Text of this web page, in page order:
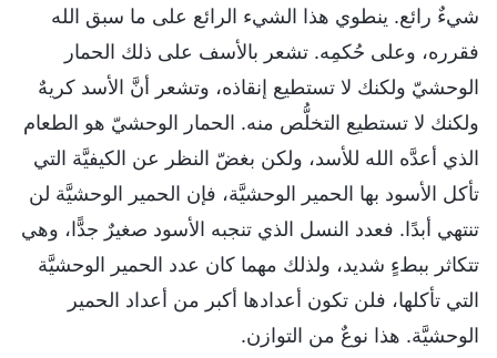
شيءٌ رائع. ينطوي هذا الشيء الرائع على ما سبق الله
فقرره، وعلى حُكمِه. تشعر بالأسف على ذلك الحمار
الوحشيّ ولكنك لا تستطيع إنقاذه، وتشعر أنَّ الأسد كريهٌ
ولكنك لا تستطيع التخلُّص منه. الحمار الوحشيّ هو الطعام
الذي أعدَّه الله للأسد، ولكن بغضّ النظر عن الكيفيَّة التي
تأكل الأسود بها الحمير الوحشيَّة، فإن الحمير الوحشيَّة لن
تنتهي أبدًا. فعدد النسل الذي تنجبه الأسود صغيرٌ جدًّا، وهي
تتكاثر ببطءٍ شديد، ولذلك مهما كان عدد الحمير الوحشيَّة
التي تأكلها، فلن تكون أعدادها أكبر من أعداد الحمير
الوحشيَّة. هذا نوعٌ من التوازن.